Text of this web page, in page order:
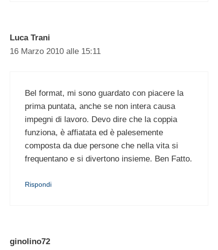
Luca Trani
16 Marzo 2010 alle 15:11
Bel format, mi sono guardato con piacere la
prima puntata, anche se non intera causa
impegni di lavoro. Devo dire che la coppia
funziona, è affiatata ed è palesemente
composta da due persone che nella vita si
frequentano e si divertono insieme. Ben Fatto.
Rispondi
ginolino72